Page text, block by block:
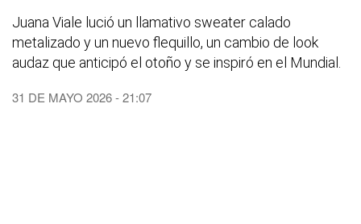
Juana Viale lució un llamativo sweater calado
metalizado y un nuevo flequillo, un cambio de look
audaz que anticipó el otoño y se inspiró en el Mundial.
31 DE MAYO 2026 - 21:07